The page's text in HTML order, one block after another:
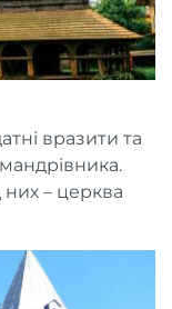
вразити та
– церква